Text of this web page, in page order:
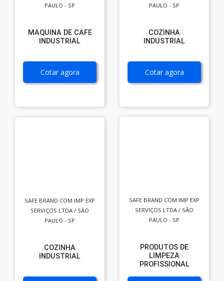
PAULO - SP
MAQUINA DE CAFE
INDUSTRIAL
Cotar agora
PAULO - SP
COZINHA
INDUSTRIAL
Cotar agora
SAFE BRAND COM IMP EXP
SERVIÇOS LTDA / SÃO
PAULO - SP
COZINHA
INDUSTRIAL
SAFE BRAND COM IMP EXP
SERVIÇOS LTDA / SÃO
PAULO - SP
PRODUTOS DE
LIMPEZA
PROFISSIONAL